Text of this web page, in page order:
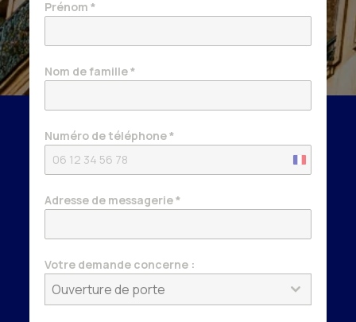
Prénom*
Nom de famille*
Numéro de téléphone*
France
Adresse de messagerie*
Votre demande concerne :
Ouverture de porte